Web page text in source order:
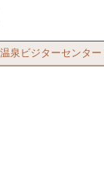
泉ビジターセンター